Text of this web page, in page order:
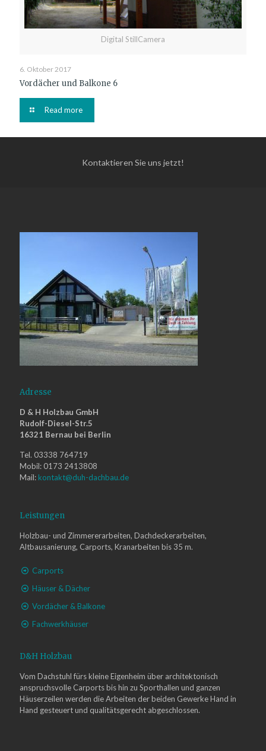
Digital StillCamera
6. Oktober 2017
Vordächer und Balkone 6
Read more
Kontaktieren Sie uns jetzt!
Adresse
D & H Holzbau GmbH
Rudolf-Diesel-Str.5
16321 Bernau bei Berlin
Tel. 03338 764719
Mobil: 0173 2413808
Mail: kontakt@duh-dachbau.de
Leistungen
Holzbau- und Zimmererarbeiten, Dachdeckerarbeiten,
Altbausanierung, Carports, Kranarbeiten bis 35 m.
Carports
Häuser & Dächer
Vordächer & Balkone
Fachwerkhäuser
D&H Holzbau
Vom Dachstuhl fürs kleine Eigenheim über architektonisch
anspruchsvolle Carports bis hin zu Sporthallen und ganzen
Häuserzeilen werden die Arbeiten der beiden Gewerke Hand in
Hand gesteuert und qualitätsgerecht abgeschlossen.